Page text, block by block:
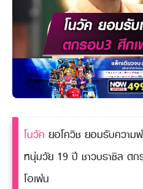
โนวัค ยอโควิช ยอมรับความ
หนุ่มวัย 19 ปี ชาวบราซิล ตก
โอเพ่น